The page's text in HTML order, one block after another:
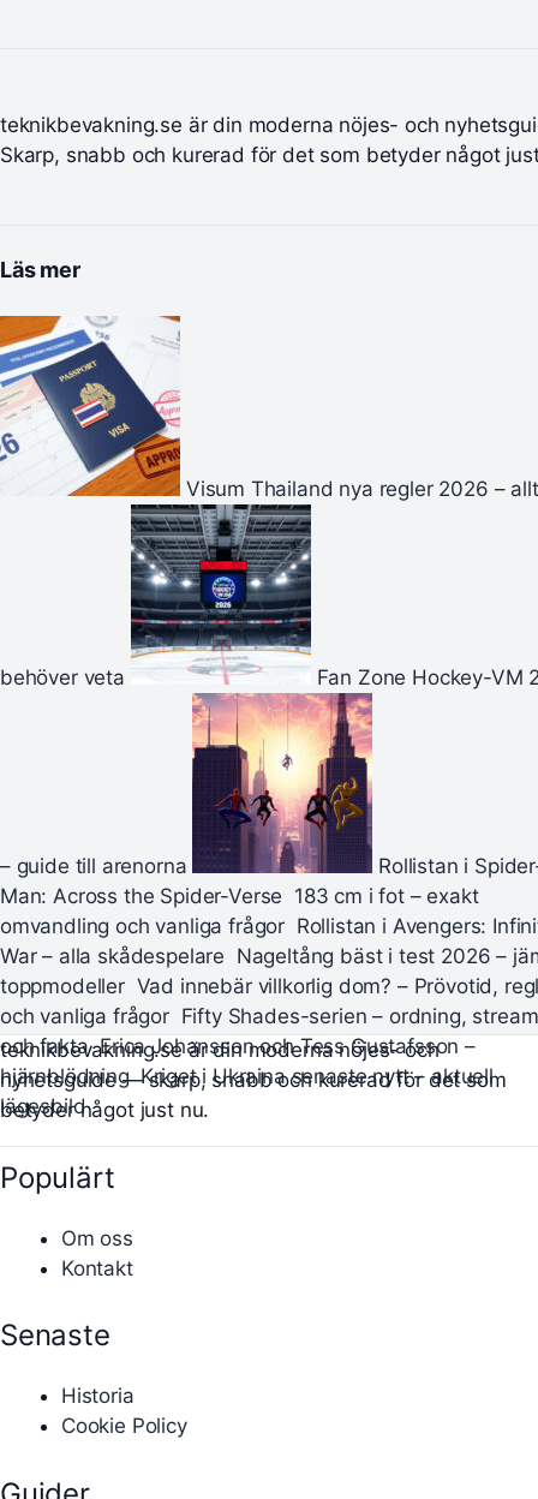
teknikbevakning.se är din moderna nöjes- och
Skarp, snabb och kurerad för det som betyder något
Läs mer
Visum Thailand nya regler 2026 –
behöver veta Fan Zone Hockey-VM
– guide till arenorna
Rollistan i
Man: Across the Spider-Verse 183 cm i fot – exakt
omvandling och vanliga frågor Rollistan i Avengers:
War – alla skådespelare Nageltång bäst i test 2026 –
toppmodeller Vad innebär villkorlig dom? – Prövotid,
och vanliga frågor Fifty Shades-serien – ordning,
och fakta Erica Johansson och Tess Gustafsson –
hjärnblödning Kriget i Ukraina senaste nytt – aktuell
lägesbild
teknikbevakning.se är din moderna nöjes- och
nyhetsguide — skarp, snabb och kurerad för det som
betyder något just nu.
Populärt
Om oss
Kontakt
Senaste
Historia
Cookie Policy